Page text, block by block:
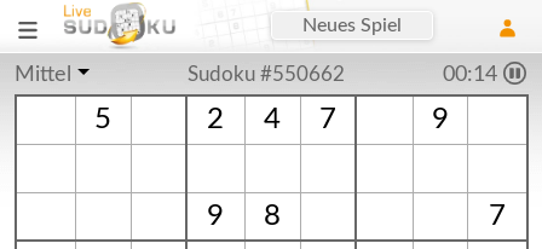
Neues Spiel
Mittel Sudoku #550662 00:15
5 2 4 7 9
9 8
7